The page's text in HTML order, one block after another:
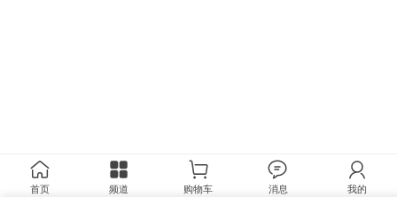
首页 频道 购物车 消息 我的